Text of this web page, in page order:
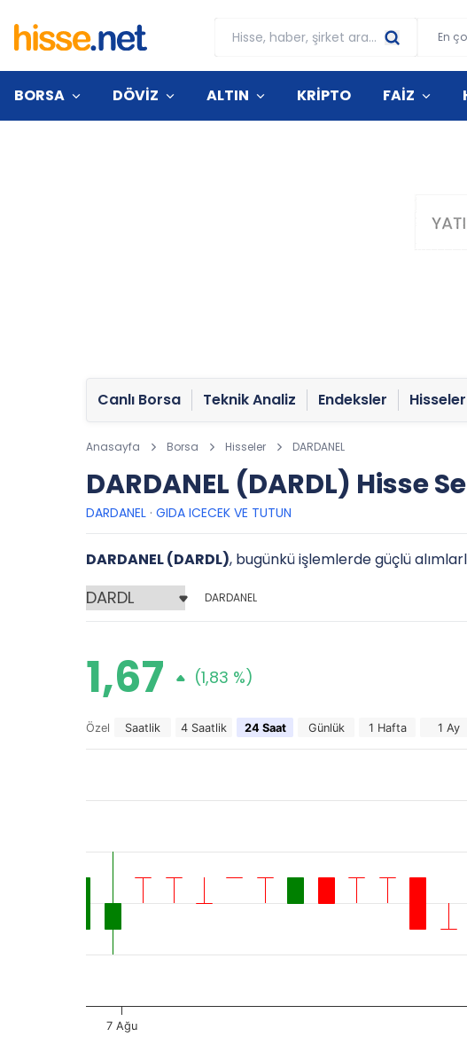
En
BORSA DÖVİZ ALTIN KRİPTO FAİZ
Canlı Borsa Teknik Analiz Endeksler Hisseler
Anasayfa Borsa Hisseler DARDANEL
DARDANEL (DARDL) Hisse
DARDANEL · GIDA ICECEK VE TUTUN
DARDANEL (DARDL), bugünkü işlemlerde güçlü
DARDANEL
1,67 (1,83 %)
Özel Saatlik 4 Saatlik 24 Saat Günlük 1 Hafta 1 Ay
7 Ağu